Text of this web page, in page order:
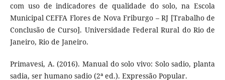
com uso de indicadores de qualidade do solo, na Escola
Municipal CEFFA Flores de Nova Friburgo – RJ [Trabalho de
Conclusão de Curso]. Universidade Federal Rural do Rio de
Janeiro, Rio de Janeiro.
Primavesi, A. (2016). Manual do solo vivo: Solo sadio, planta
sadia, ser humano sadio (2ª ed.). Expressão Popular.